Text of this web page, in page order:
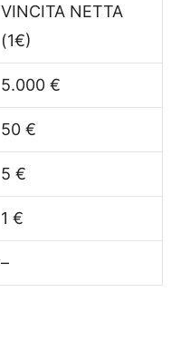
VINCITA NETTA
(1€)
5.000 €
50 €
5 €
1 €
–